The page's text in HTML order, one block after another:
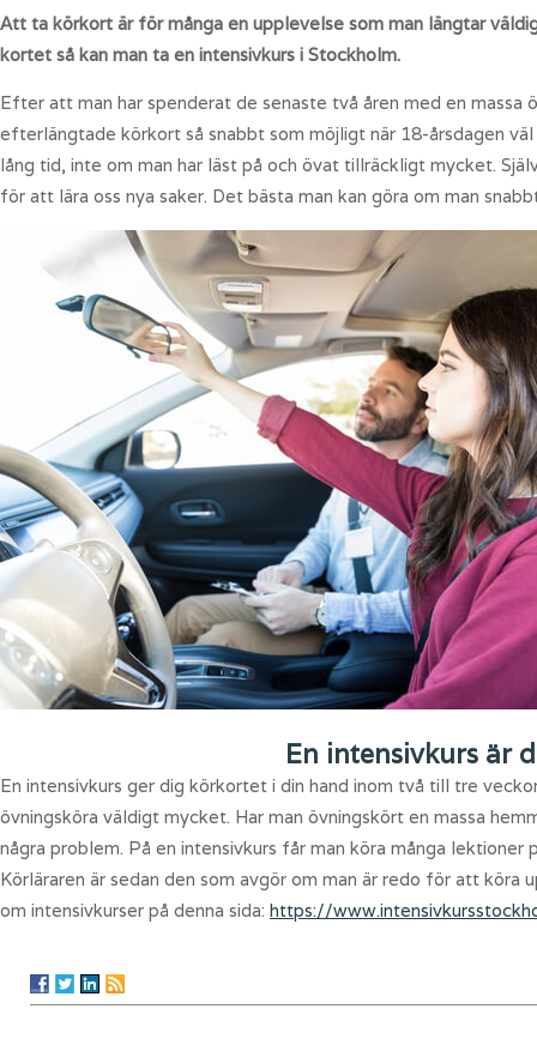
Att ta körkort är för många en upplevelse som man längtar
kortet så kan man ta en intensivkurs i Stockholm.
Efter att man har spenderat de senaste två åren med en
efterlängtade körkort så snabbt som möjligt när 18-årsdagen
lång tid, inte om man har läst på och övat tillräckligt mycket.
för att lära oss nya saker. Det bästa man kan göra om man
En intensivkurs är
En intensivkurs ger dig körkortet i din hand inom två till tre
övningsköra väldigt mycket. Har man övningskört en massa
några problem. På en intensivkurs får man köra många
Körläraren är sedan den som avgör om man är redo för att
om intensivkurser på denna sida: https://